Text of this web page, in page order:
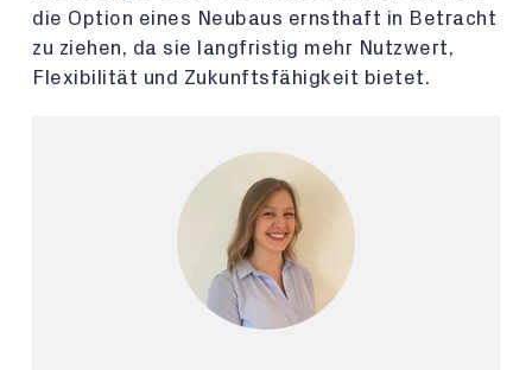
die Option eines Neubaus ernsthaft in Betracht
zu ziehen, da sie langfristig mehr Nutzwert,
Flexibilität und Zukunftsfähigkeit bietet.